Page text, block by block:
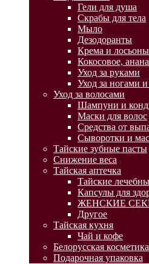
Гели для душа
Скрабы для тела
Мыло
Дезодоранты
Крема и лосьоны
Кокосовое,
Уход за руками
Уход за ногами
Уход за волосами
Шампуни и
Маски для волос
Средства от
Сыворотки и
Тайские зубные пасты
Снижение веса
Тайская аптечка
Тайские
Капсулы для
ЖЕНСКИЕ
Другое
Тайская кухня
Чай и кофе
Белорусская косметика
Подарочная упаковка